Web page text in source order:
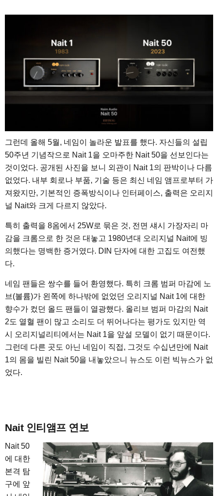
그런데 올해 5월, 네임이 놀라운 발표를 했다. 자신들의 설립
50주년 기념작으로 Nait 1을 오마주한 Nait 50을 선보인다는
것이었다. 공개된 사진을 보니 외관이 Nait 1의 판박이나 다름
없었다. 내부 회로나 부품, 기술 등은 최신 네임 앰프로부터 가
져왔지만, 기본적인 증폭방식이나 인터페이스, 출력은 오리지
널 Nait와 크게 다르지 않았다.
특히 출력을 8옴에서 25W로 묶은 것, 전면 섀시 가장자리 마
감을 크롬으로 한 것은 대놓고 1980년대 오리지널 Nait에 빙
의했다는 명백한 증거였다. DIN 단자에 대한 고집도 여전했
다.
네임 팬들은 쌍수를 들어 환영했다. 특히 크롬 범퍼 마감에 노
브(볼륨)가 왼쪽에 하나밖에 없었던 오리지널 Nait 1에 대한
향수가 컸던 올드 팬들이 열광했다. 올리브 범퍼 마감의 Nait
2도 열혈 팬이 많고 소리도 더 뛰어나다는 평가도 있지만 역
시 오리지널리티에서는 Nait 1을 앞설 모델이 없기 때문이다.
그런데 다른 곳도 아닌 네임이 직접, 그것도 수십년만에 Nait
1의 몸을 빌린 Nait 50을 내놓았으니 뉴스도 이런 빅뉴스가 없
었다.
Nait 인티앰프 연보
Nait 50
에 대한
본격 탐
구에 앞